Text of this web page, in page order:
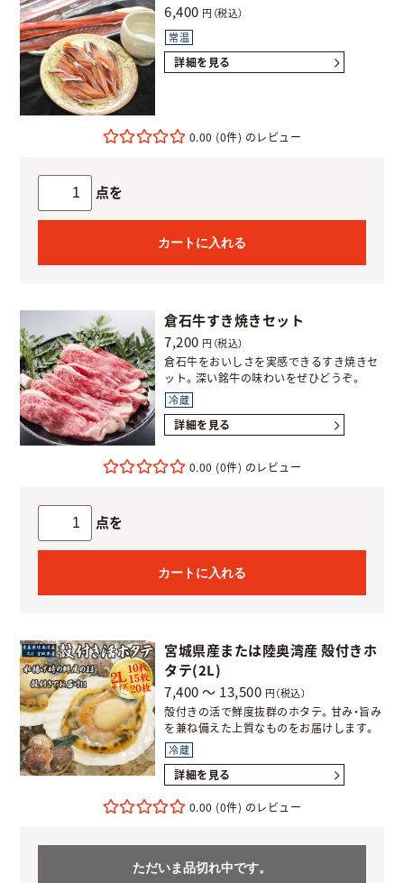
6,400 円（税込）
常温
詳細を見る
0.00 (0件)
点を
カートに入れる
倉石牛すき焼きセット
7,200 円（税込）
倉石牛をおいしさを実感できるすき焼きセ
ット。深い銘牛の味わいをぜひどうぞ。
冷蔵
詳細を見る
0.00 (0件)
点を
カートに入れる
宮城県産または陸奥湾産 殻付きホ
タテ(2L)
7,400 ～ 13,500 円（税込）
殻付きの活で鮮度抜群のホタテ。甘み・旨み
を兼ね備えた上質なものをお届けします。
冷蔵
詳細を見る
0.00 (0件)
ただいま品切れ中です。